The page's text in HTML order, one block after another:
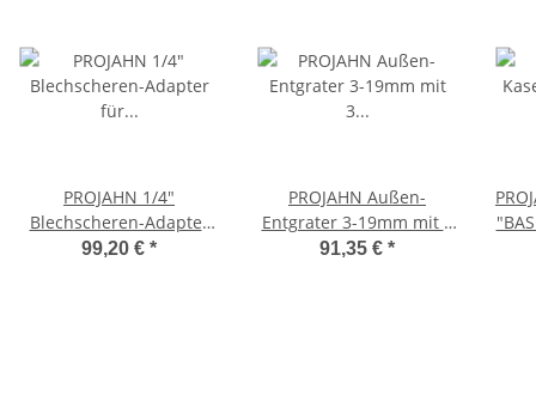
PROJAHN 1/4"
Blechscheren-Adapter
für Bohrmaschinen und
99,20 € *
PROJAHN Außen-
Entgrater 3-19mm mit 3
Hartmetall-Schneiden,
91,35 € *